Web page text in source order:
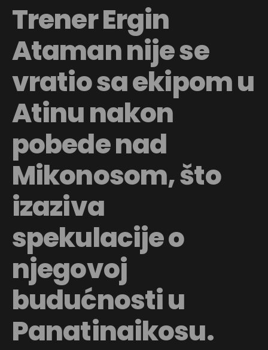
Trener Ergin
Ataman nije se
vratio sa ekipom u
Atinu nakon
pobede nad
Mikonosom, što
izaziva
spekulacije o
njegovoj
budućnosti u
Panatinaikosu.
Reddit
Pinterest